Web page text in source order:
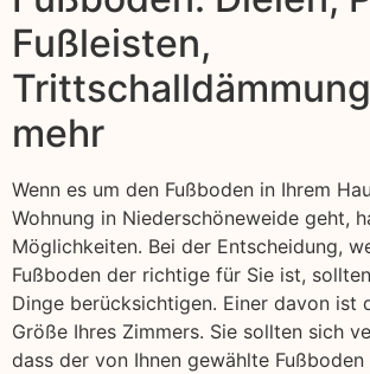
Fußleisten,
mehr
Wenn es um den Fußboden in Ihrem
Wohnung in Niederschöneweide geht,
Möglichkeiten. Bei der Entscheidung,
Fußboden der richtige für Sie ist,
Dinge berücksichtigen. Einer davon ist
Größe Ihres Zimmers. Sie sollten sich
dass der von Ihnen gewählte Fußboden